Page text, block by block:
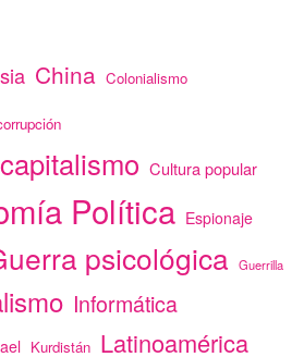
China Colonialismo
Cultura popular
Política Espionaje
psicológica Guerrilla
Informática
Kurdistán Latinoamérica